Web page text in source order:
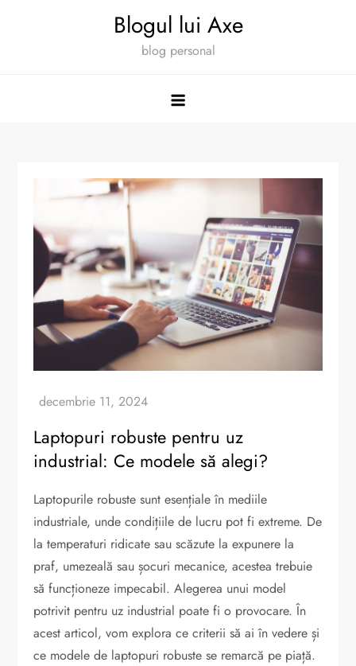
Blogul lui Axe
blog personal
Laptopuri robuste pentru uz
industrial: Ce modele să alegi?
Laptopurile robuste sunt esențiale în mediile
industriale, unde condițiile de lucru pot fi extreme. De
la temperaturi ridicate sau scăzute la expunere la
praf, umezeală sau șocuri mecanice, acestea trebuie
să funcționeze impecabil. Alegerea unui model
potrivit pentru uz industrial poate fi o provocare. În
acest articol, vom explora ce criterii să ai în vedere și
ce modele de laptopuri robuste se remarcă pe piață.